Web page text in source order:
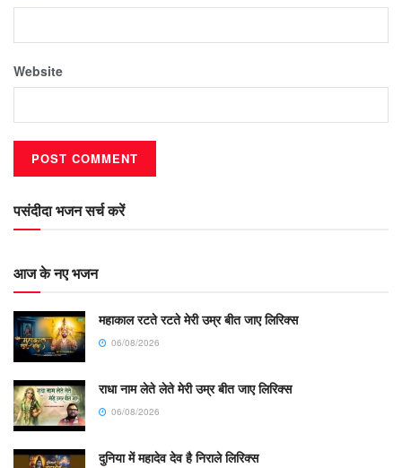
Website
पसंदीदा भजन सर्च करें
आज के नए भजन
महाकाल रटते रटते मेरी उम्र बीत जाए लिरिक्स
06/08/2026
राधा नाम लेते लेते मेरी उम्र बीत जाए लिरिक्स
06/08/2026
दुनिया में महादेव देव है निराले लिरिक्स